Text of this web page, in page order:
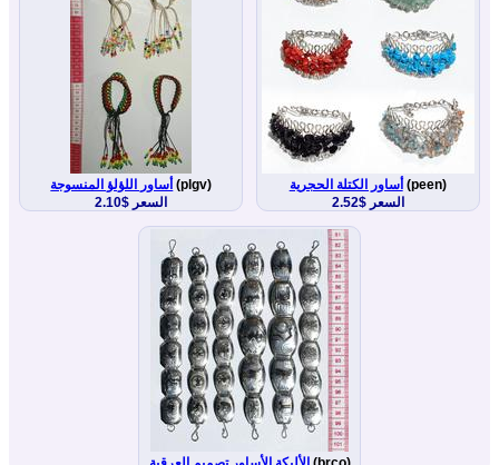
أساور اللؤلؤ المنسوجة (plgv)
السعر $2.10
أساور الكتلة الحجرية (peen)
السعر $2.52